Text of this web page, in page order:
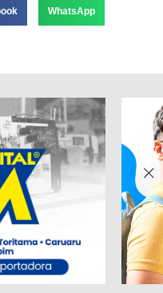
WhatsApp